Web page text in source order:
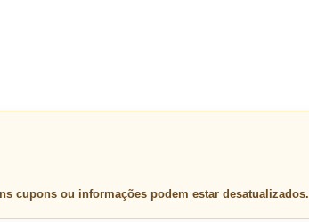
cupons ou informações podem estar desatualizados.